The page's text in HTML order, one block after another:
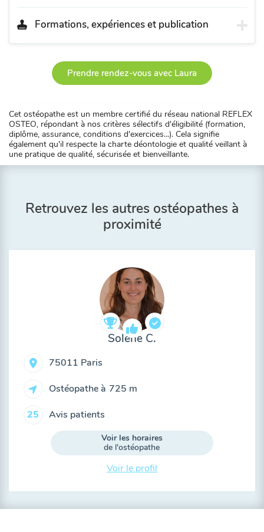
Formations, expériences et publication
Prendre rendez-vous avec Laura
Cet ostéopathe est un membre certifié du réseau national REFLEX
OSTEO, répondant à nos critères sélectifs d'éligibilité (formation,
diplôme, assurance, conditions d'exercices...). Cela signifie
également qu'il respecte la charte déontologie et qualité veillant à
une pratique de qualité, sécurisée et bienveillante.
Retrouvez les autres ostéopathes à
proximité
Solène C.
75011 Paris
Ostéopathe à 725 m
25 Avis patients
Voir les horaires
de l'ostéopathe
Voir le profil